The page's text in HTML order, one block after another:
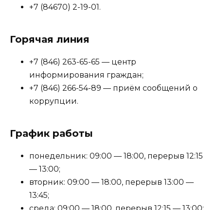
+7 (84670) 2-19-01.
Горячая линия
+7 (846) 263-65-65 — центр
информирования граждан;
+7 (846) 266-54-89 — приём сообщений о
коррупции.
График работы
понедельник: 09:00 — 18:00, перерыв 12:15
— 13:00;
вторник: 09:00 — 18:00, перерыв 13:00 —
13:45;